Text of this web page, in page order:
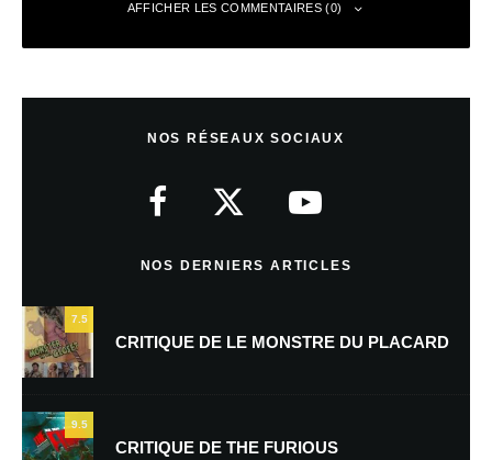
AFFICHER LES COMMENTAIRES (0)
NOS RÉSEAUX SOCIAUX
NOS DERNIERS ARTICLES
7.5
CRITIQUE DE LE MONSTRE DU PLACARD
9.5
CRITIQUE DE THE FURIOUS